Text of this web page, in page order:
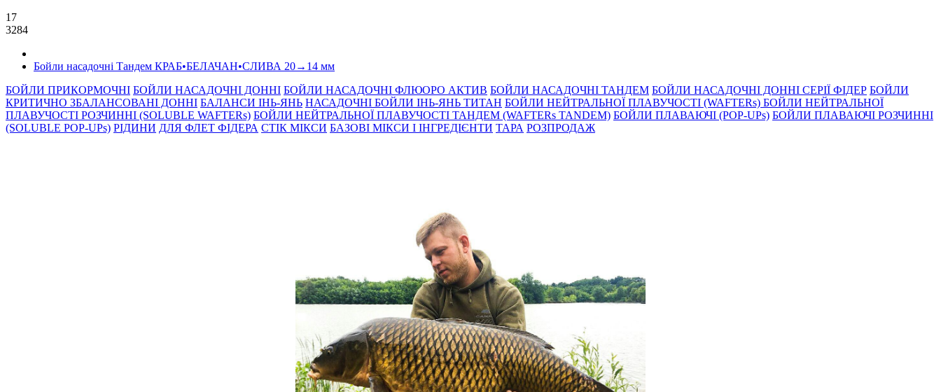
17
3284
Бойли насадочні Тандем КРАБ•БЕЛАЧАН•СЛИВА 20→14 мм
БОЙЛИ ПРИКОРМОЧНI БОЙЛИ НАСАДОЧНI ДОННI БОЙЛИ НАСАДОЧНІ ФЛЮОРО АКТИВ БОЙЛИ НАСАДОЧНІ ТАНДЕМ БОЙЛИ НАСАДОЧНI ДОННI СЕРIÏ ФIДЕР БОЙЛИ
КРИТИЧНО ЗБАЛАНСОВАНІ ДОННІ БАЛАНСИ ІНЬ-ЯНЬ НАСАДОЧНІ БОЙЛИ ІНЬ-ЯНЬ ТИТАН БОЙЛИ НЕЙТРАЛЬНОÏ ПЛАВУЧОСТI (WAFTERs) БОЙЛИ НЕЙТРАЛЬНОЇ
ПЛАВУЧОСТІ РОЗЧИННІ (SOLUBLE WAFTERs) БОЙЛИ НЕЙТРАЛЬНОЇ ПЛАВУЧОСТІ ТАНДЕМ (WAFTERs TANDEM) БОЙЛИ ПЛАВАЮЧІ (POP-UPs) БОЙЛИ ПЛАВАЮЧI РОЗЧИННI
(SOLUBLE POP-UPs) РIДИНИ ДЛЯ ФЛЕТ ФІДЕРА СТIК МIКСИ БАЗОВІ МІКСИ І ІНГРЕДІЄНТИ ТАРА РОЗПРОДАЖ